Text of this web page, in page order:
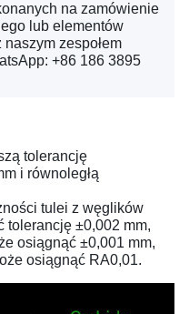
na zamówienie
lub elementów
zespołem
+86 186 3895
tolerancję
i równoległą
tulei z węglików
tolerancję ±0,002 mm,
osiągnąć ±0,001 mm,
osiągnąć RA0,01.